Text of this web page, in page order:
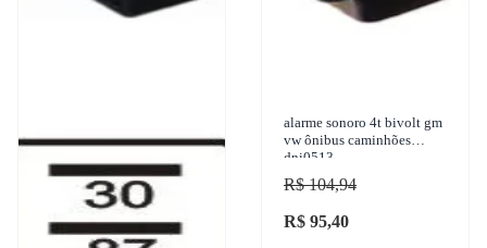
alarme sonoro 4t bivolt gm
vw ônibus caminhões
dni0513
R$ 104,94
R$ 95,40